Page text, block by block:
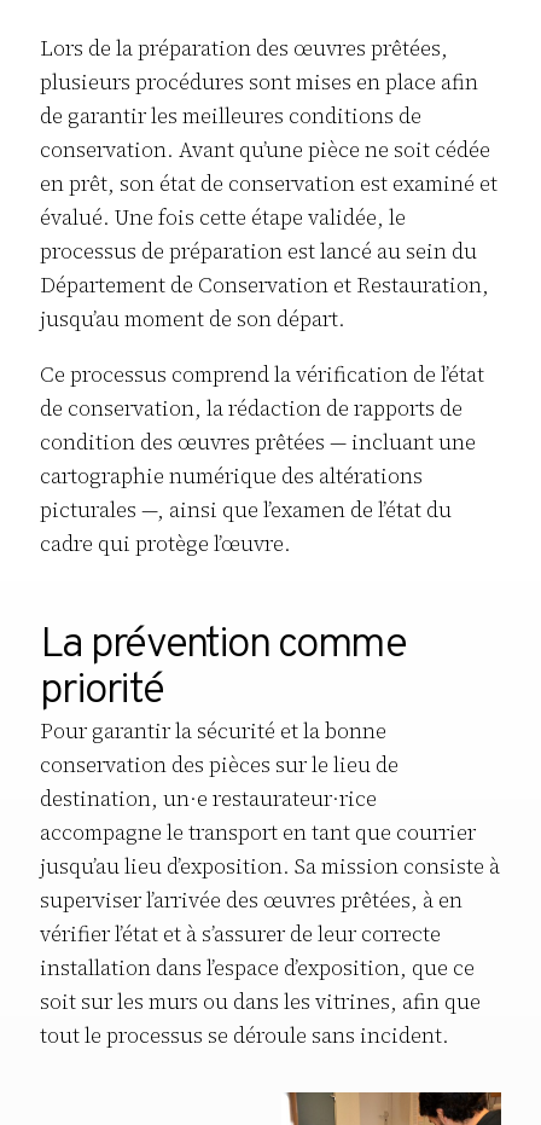
Lors de la préparation des œuvres prêtées,
plusieurs procédures sont mises en place afin
de garantir les meilleures conditions de
conservation. Avant qu’une pièce ne soit cédée
en prêt, son état de conservation est examiné et
évalué. Une fois cette étape validée, le
processus de préparation est lancé au sein du
Département de Conservation et Restauration,
jusqu’au moment de son départ.
Ce processus comprend la vérification de l’état
de conservation, la rédaction de rapports de
condition des œuvres prêtées — incluant une
cartographie numérique des altérations
picturales —, ainsi que l’examen de l’état du
cadre qui protège l’œuvre.
La prévention comme
priorité
Pour garantir la sécurité et la bonne
conservation des pièces sur le lieu de
destination, un·e restaurateur·rice
accompagne le transport en tant que courrier
jusqu’au lieu d’exposition. Sa mission consiste à
superviser l’arrivée des œuvres prêtées, à en
vérifier l’état et à s’assurer de leur correcte
installation dans l’espace d’exposition, que ce
soit sur les murs ou dans les vitrines, afin que
tout le processus se déroule sans incident.